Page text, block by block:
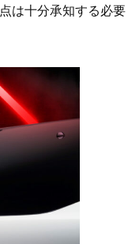
点は十分承知する必要